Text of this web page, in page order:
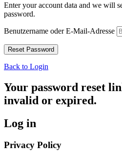
Enter your account data and we will
password.
Benutzername oder E-Mail-Adresse
Back to Login
Your password reset
invalid or expired.
Log in
Privacy Policy